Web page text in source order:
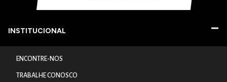
INSTITUCIONAL
ENCONTRE-NOS
TRABALHE CONOSCO